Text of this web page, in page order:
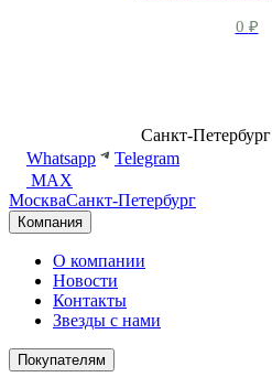
0 ₽
Санкт-Петербург
Whatsapp
Telegram
MAX
МоскваСанкт-Петербург
Компания
О компании
Новости
Контакты
Звезды с нами
Покупателям